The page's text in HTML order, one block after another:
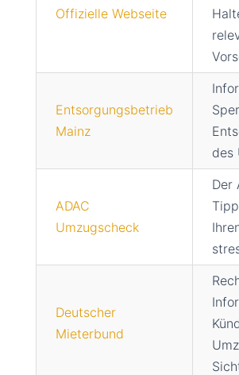
Offizielle Webseite
Entsorgungsbetrieb
Mainz
des
ADAC
Umzugscheck
Der
Deutscher
Mieterbund